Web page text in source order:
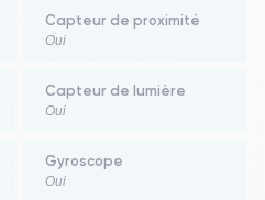
Capteur de proximité
Oui
Capteur de lumière
Oui
Gyroscope
Oui